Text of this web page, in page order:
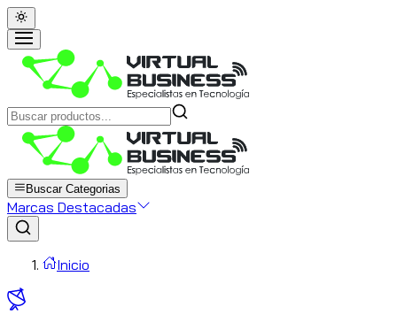
Buscar Categorias
Marcas Destacadas
Inicio